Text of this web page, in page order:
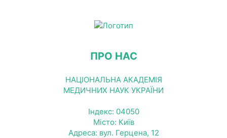
ПРО НАС
НАЦІОНАЛЬНА АКАДЕМІЯ
МЕДИЧНИХ НАУК УКРАЇНИ
Індекс: 04050
Місто: Київ
Адреса: вул. Герцена, 12